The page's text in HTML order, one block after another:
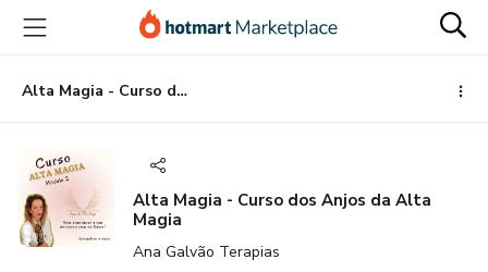
para
conteúdo
principal
para
pagamento
para
rodapé
Alta Magia - Curso dos Anjos da Alta Magia
Alta Magia - Curso dos Anjos da Alta
Magia
Ana Galvão Terapias